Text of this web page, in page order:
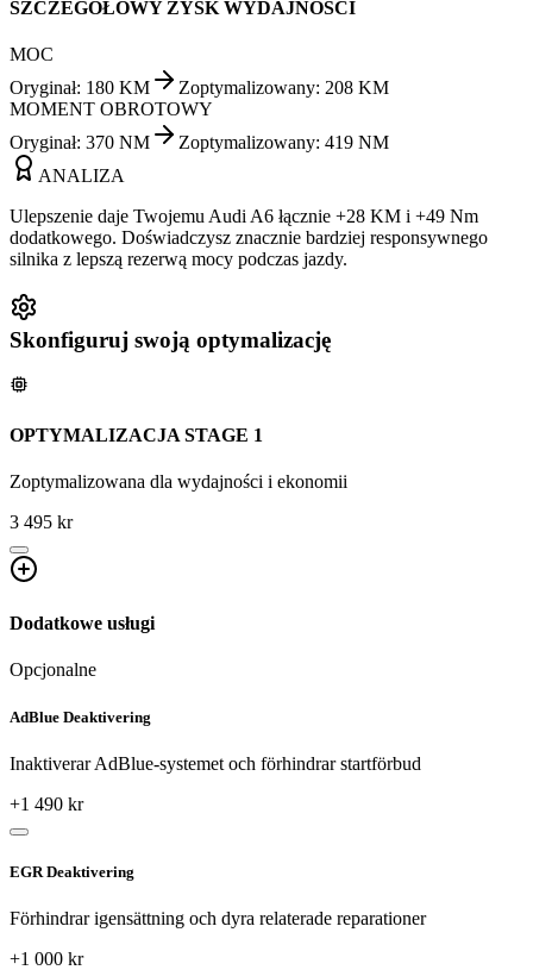
SZCZEGÓŁOWY ZYSK WYDAJNOŚCI
MOC
Oryginał: 180 KM Zoptymalizowany: 208 KM
MOMENT OBROTOWY
Oryginał: 370 NM Zoptymalizowany: 419 NM
ANALIZA
Ulepszenie daje Twojemu Audi A6 łącznie +28 KM i +49 Nm
dodatkowego. Doświadczysz znacznie bardziej responsywnego
silnika z lepszą rezerwą mocy podczas jazdy.
Skonfiguruj swoją optymalizację
OPTYMALIZACJA STAGE 1
Zoptymalizowana dla wydajności i ekonomii
3 495 kr
Dodatkowe usługi
Opcjonalne
AdBlue Deaktivering
Inaktiverar AdBlue-systemet och förhindrar startförbud
+1 490 kr
EGR Deaktivering
Förhindrar igensättning och dyra relaterade reparationer
+1 000 kr